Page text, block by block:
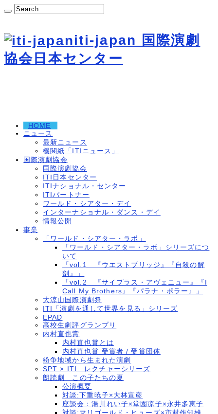
iti-japan 国際演劇
協会日本センター
HOME
ニュース
最新ニュース
機関紙「ITIニュース」
国際演劇協会
国際演劇協会
ITI日本センター
ITIナショナル・センター
ITIパートナー
ワールド・シアター・デイ
インターナショナル・ダンス・デイ
情報公開
事業
「ワールド・シアター・ラボ」
「ワールド・シアター・ラボ」シリーズにつ
いて
「vol.1 『ウエストブリッジ』『自殺の解
剖』」
「vol.2 『サイプラス・アヴェニュー』『I
Call My Brothers』『パラナ・ポラー』」
大涼山国際演劇祭
ITI「演劇を通して世界を見る」シリーズ
EPAD
高校生劇評グランプリ
内村直也賞
内村直也賞とは
内村直也賞 受賞者 / 受賞団体
紛争地域から生まれた演劇
SPT × ITI レクチャーシリーズ
朗読劇 この子たちの夏
公演概要
対談:下重暁子×大林宣彦
座談会：湯川れい子×堂園凉子×永井多恵子
対談:マリゴールド・ヒューズ×市村作知雄